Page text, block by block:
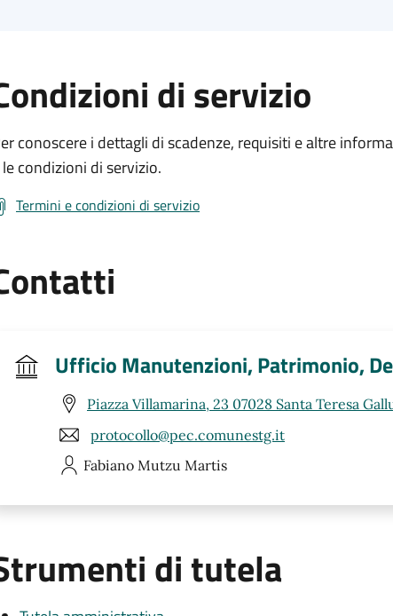
di servizio
conoscere i dettagli di scadenze, requisiti e altre
le condizioni di servizio.
Termini e condizioni di servizio
Ufficio Manutenzioni, Patrimonio,
Piazza Villamarina, 23 07028 Santa Teresa
protocollo@pec.comunestg.it
Fabiano Mutzu Martis
di tutela